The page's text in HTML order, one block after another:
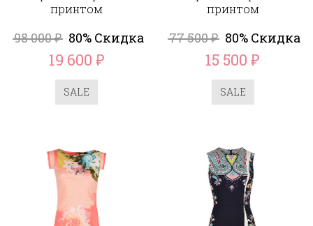
принтом
98 000₽ 80% Скидка
19 600 ₽
SALE
принтом
77 500₽ 80% Скидка
15 500₽
SALE